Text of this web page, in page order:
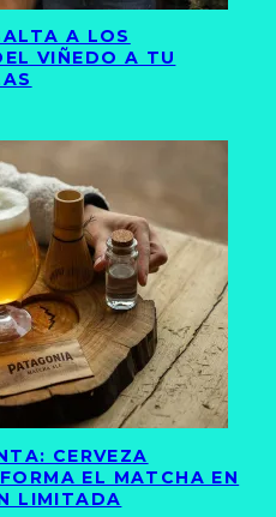
A LOS
VIÑEDO A TU
CERVEZA
EL MATCHA EN
LIMITADA